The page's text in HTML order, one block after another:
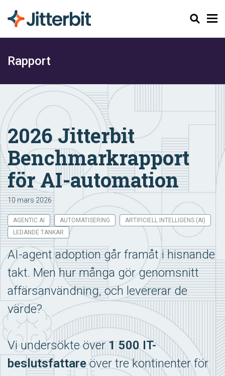
Sök
Rapport
2026 Jitterbit
Benchmarkrapport
för AI-automation
10 mars 2026
AGENTIC AI AUTOMATISERING
ARTIFICIELL INTELLIGENS (AI)
LEDANDE TANKAR
AI-agent adoption går framåt i hisnande
takt. Men hur många görgenomsnitt
affärsanvändning, och levererar de
värde?
Vi undersökte över1 500 IT-
beslutsfattareöver tre kontinenter för